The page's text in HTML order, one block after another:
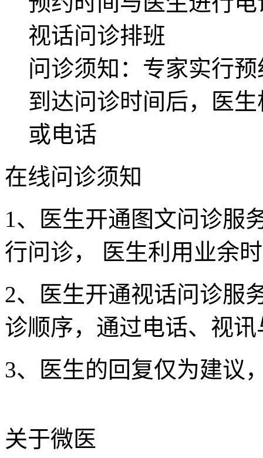
视话问诊排班
问诊须知：专家实行
到达问诊时间后，医
或电话
在线问诊须知
1、医生开通图文问诊服
行问诊， 医生利用业余
2、医生开通视话问诊服
诊顺序，通过电话、视
3、医生的回复仅为建议
关于微医